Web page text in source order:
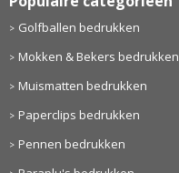
Golfballen bedrukken
Mokken & Bekers bedrukken
Muismatten bedrukken
Paperclips bedrukken
Pennen bedrukken